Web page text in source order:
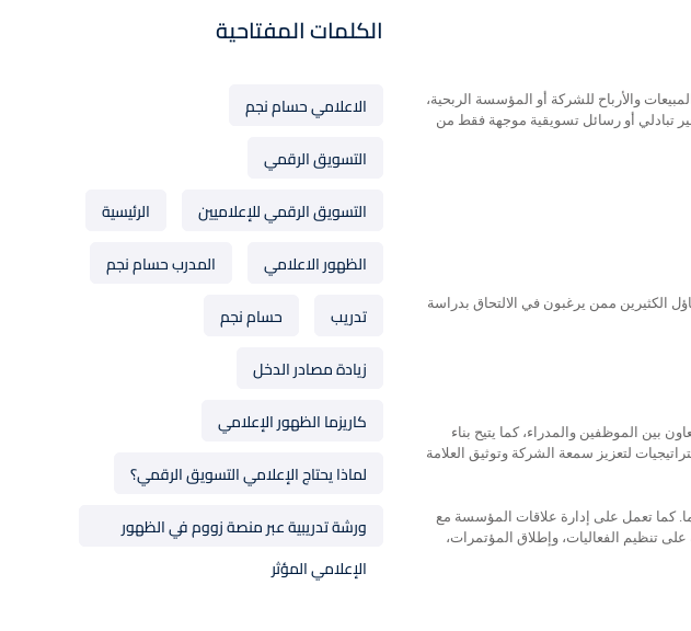
والأرباح للشركة أو المؤسسة الربحية،
غير تبادلي أو رسائل تسويقية موجهة فقط من
الكثيرين ممن يرغبون في الالتحاق بدراسة
بين الموظفين والمدراء، كما يتيح بناء
لتعزيز سمعة الشركة وتوثيق العلامة
كما تعمل على إدارة علاقات المؤسسة مع
تنظيم الفعاليات، وإطلاق المؤتمرات،
الكلمات المفتاحية
الاعلامي حسام نجم
التسويق الرقمي
التسويق الرقمي للإعلاميين
الرئيسية
الظهور الاعلامي
المدرب حسام نجم
تدريب
حسام نجم
زيادة مصادر الدخل
كاريزما الظهور الإعلامي
لماذا يحتاج الإعلامي التسويق الرقمي؟
ورشة تدريبية عبر منصة زووم في الظهور
الإعلامي المؤثر